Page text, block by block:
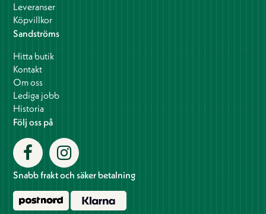
Leveranser
Köpvillkor
Sandströms
Hitta butik
Kontakt
Om oss
Lediga jobb
Historia
Följ oss på
Snabb frakt och säker betalning